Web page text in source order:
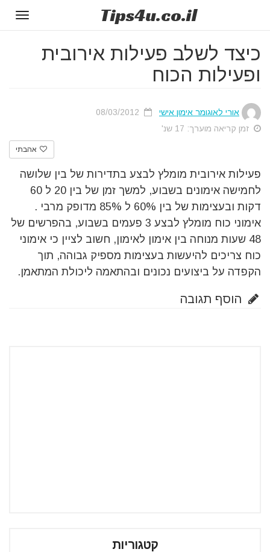
Tips4u.co.il
כיצד לשלב פעילות אירובית
ופעילות הכוח
אורי לאוגומר אימון אישי
זמן קריאה מוערך: 17 שנ'
אהבתי
פעילות אירובית מומלץ לבצע בתדירות של בין שלושה
לחמישה אימונים בשבוע, למשך זמן של בין 20 ל 60
דקות ובעצימות של בין 60% ל 85% מדופק מרבי .
אימוני כוח מומלץ לבצע 3 פעמים בשבוע, בהפרשים של
48 שעות מנוחה בין אימון לאימון, חשוב לציין כי אימוני
כוח צריכים להיעשות בעצימות מספיק גבוהה, תוך
הקפדה על ביצועים נכונים ובהתאמה ליכולת המתאמן.
הוסף תגובה
קטגוריות